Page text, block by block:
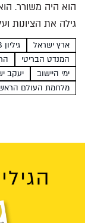
הוא היה משורר.
גילה את הציונות
לחיים יהודיים
את יעקב ישראל
ארץ ישראל גיליון 98 | אב תשע"ח
המנדט הבריטי
ימי היישוב
יעקב
מלחמת העולם